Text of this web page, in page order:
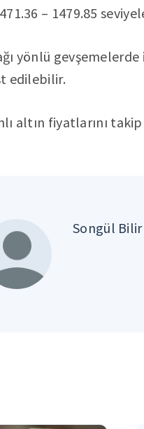
– 1479.85
yönlü
edilebilir.
altın fiyatlarını
Songül Bilir